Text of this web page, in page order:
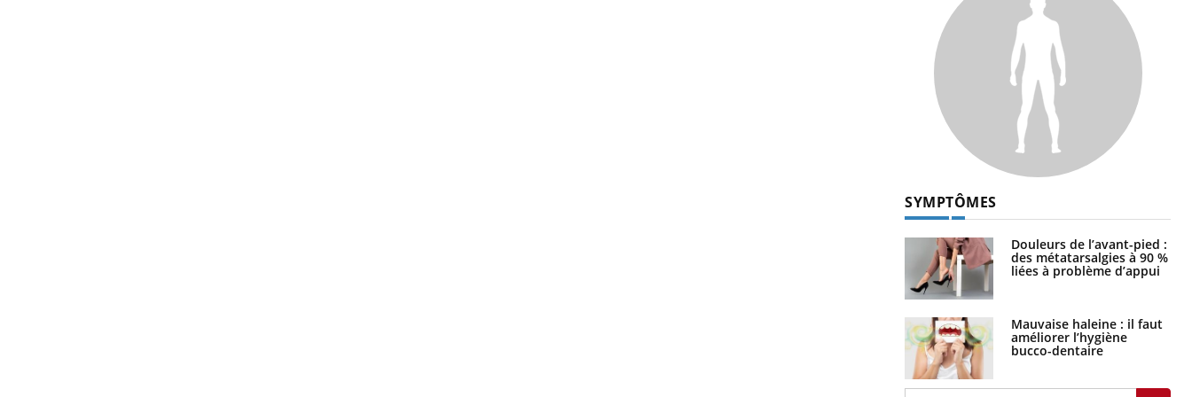
SYMPTÔMES
Douleurs de l’avant-pied :
des métatarsalgies à 90 %
liées à problème d’appui
Mauvaise haleine : il faut
améliorer l’hygiène
bucco-dentaire